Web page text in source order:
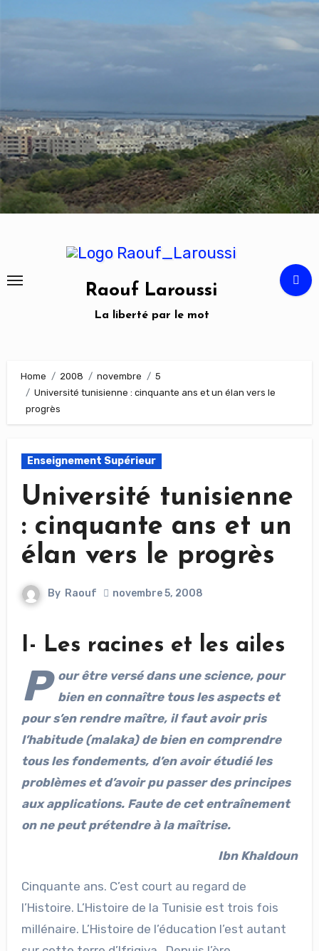
Raouf Laroussi
La liberté par le mot
Home 2008 novembre
5
Université tunisienne : cinquante ans et un élan vers le
progrès
Enseignement Supérieur
Université tunisienne
: cinquante ans et un
élan vers le progrès
By Raouf novembre 5, 2008
I- Les racines et les ailes
P our être versé dans une science, pour
bien en connaître tous les aspects et
pour s’en rendre maître, il faut avoir pris
l’habitude (malaka) de bien en comprendre
tous les fondements, d’en avoir étudié les
problèmes et d’avoir pu passer des principes
aux applications. Faute de cet entraînement
on ne peut prétendre à la maîtrise.
Ibn Khaldoun
Cinquante ans. C’est court au regard de
l’Histoire. L’Histoire de la Tunisie est trois fois
millénaire. L’Histoire de l’éducation l’est autant